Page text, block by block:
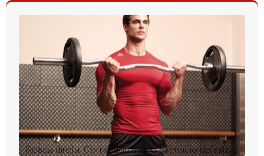
Rosca direta: Como dominar o exercício definitivo